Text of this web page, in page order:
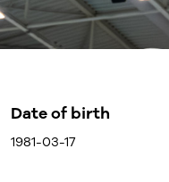
Date of birth
1981-03-17